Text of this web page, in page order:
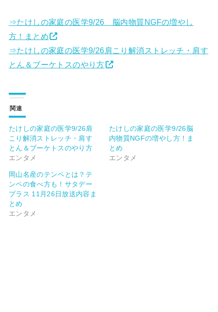
⇒たけしの家庭の医学9/26 脳内物質NGFの増やし
方！まとめ
⇒たけしの家庭の医学9/26肩こり解消ストレッチ・肩す
とん＆ブーケトスのやり方
関連
たけしの家庭の医学9/26肩
こり解消ストレッチ・肩す
とん＆ブーケトスのやり方
エンタメ
たけしの家庭の医学9/26脳
内物質NGFの増やし方！ま
とめ
エンタメ
岡山名産のテンペとは？テ
ンペの食べ方も！サタデー
プラス 11月26日放送内容ま
とめ
エンタメ